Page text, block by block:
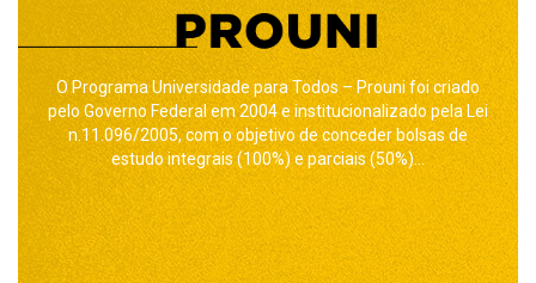
O Programa Universidade para Todos – Prouni foi criado
pelo Governo Federal em 2004 e institucionalizado pela Lei
n.11.096/2005, com o objetivo de conceder bolsas de
estudo integrais (100%) e parciais (50%)...